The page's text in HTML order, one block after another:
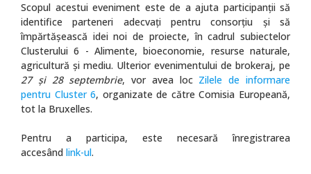
Scopul acestui eveniment este de a ajuta participanții să
identifice parteneri adecvați pentru consorțiu și să
împărtășească idei noi de proiecte, în cadrul subiectelor
Clusterului 6 - Alimente, bioeconomie, resurse naturale,
agricultură și mediu. Ulterior evenimentului de brokeraj, pe
27 și 28 septembrie, vor avea loc Zilele de informare
pentru Cluster 6, organizate de către Comisia Europeană,
tot la Bruxelles.
Pentru a participa, este necesară înregistrarea
accesând link-ul.